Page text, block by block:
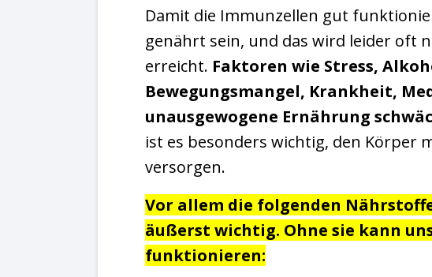
Damit die Immunzellen gut
genährt sein, und das wird leider oft
erreicht. Faktoren wie Stress,
Bewegungsmangel, Krankheit,
unausgewogene Ernährung
ist es besonders wichtig, den Körper
versorgen.
Vor allem die folgenden
äußerst wichtig. Ohne sie kann
funktionieren: